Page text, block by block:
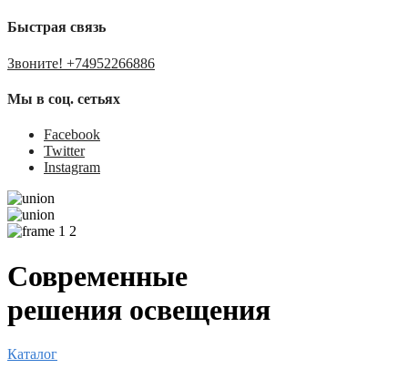
Быстрая связь
Звоните! +74952266886
Мы в соц. сетьях
Facebook
Twitter
Instagram
Современные
решения освещения
Каталог